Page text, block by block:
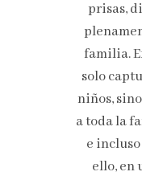
prisas,
familia.
solo
niños,
a toda la
e
ello, en